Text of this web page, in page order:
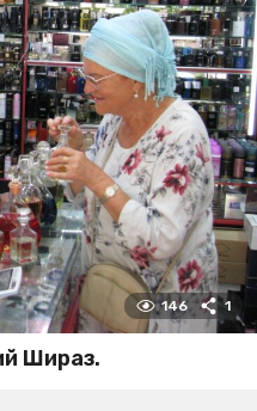
146 1
Шираз.